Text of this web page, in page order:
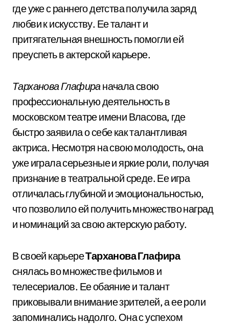
где уже с раннего детства получила заряд
любви к искусству. Ее талант и
притягательная внешность помогли ей
преуспеть в актерской карьере.
Тарханова Глафираначала свою
профессиональную деятельность в
московском театре имени Власова, где
быстро заявила о себе как талантливая
актриса. Несмотря на свою молодость, она
уже играла серьезные и яркие роли, получая
признание в театральной среде. Ее игра
отличалась глубиной и эмоциональностью,
что позволило ей получить множество наград
и номинаций за свою актерскую работу.
В своей карьереТарханова Глафира
снялась во множестве фильмов и
телесериалов. Ее обаяние и талант
приковывали внимание зрителей, а ее роли
запоминались надолго. Она с успехом